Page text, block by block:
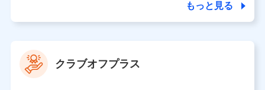
上記に係る案内・手続き・管理等付帯業務を行うため
【当該個人データの管理について責任を有する者の名称・住
所・代表者名】
もっと見る
クラブオフプラス